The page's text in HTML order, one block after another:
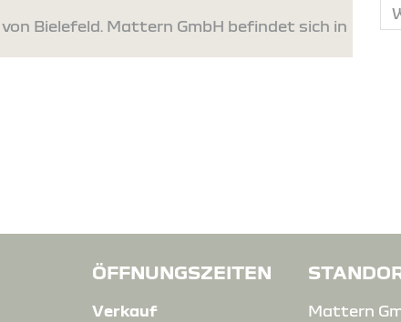
Bielefeld. Mattern GmbH befindet sich in
ÖFFNUNGSZEITEN
Verkauf
Mattern